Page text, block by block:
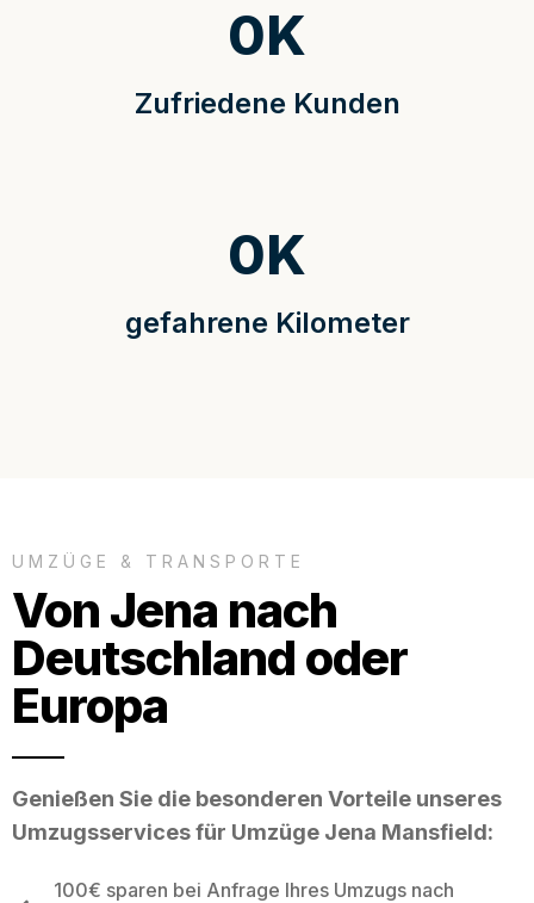
Zufriedene Kunden
0K
gefahrene Kilometer
0K
UMZÜGE & TRANSPORTE
Von Jena nach
Deutschland oder
Europa
Genießen Sie die besonderen Vorteile unseres
Umzugsservices für Umzüge Jena Mansfield:
100€ sparen bei Anfrage Ihres Umzugs nach